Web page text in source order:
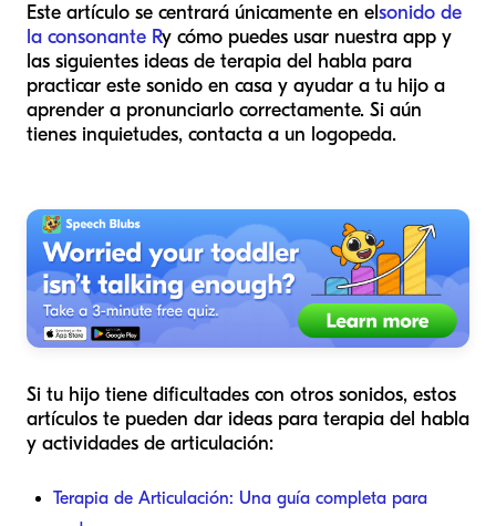
Este artículo se centrará únicamente en elsonido de
la consonante Ry cómo puedes usar nuestra app y
las siguientes ideas de terapia del habla para
practicar este sonido en casa y ayudar a tu hijo a
aprender a pronunciarlo correctamente. Si aún
tienes inquietudes, contacta a un logopeda.
Si tu hijo tiene dificultades con otros sonidos, estos
artículos te pueden dar ideas para terapia del habla
y actividades de articulación:
Terapia de Articulación: Una guía completa para